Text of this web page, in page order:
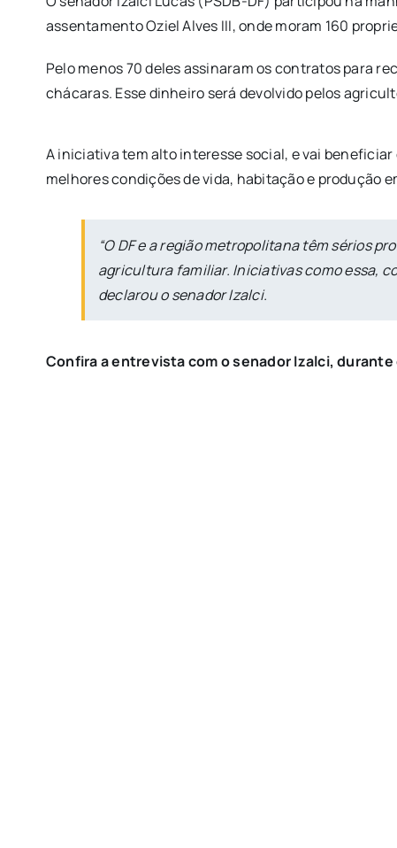
assentamento Oziel Alves III, onde moram 160
Pelo menos 70 deles assinaram os contratos para
chácaras. Esse dinheiro será devolvido pelos
A iniciativa tem alto interesse social, e vai
melhores condições de vida, habitação e produção
“O DF e a região metropolitana têm sérios
agricultura familiar. Iniciativas como essa,
declarou o senador Izalci.
Confira a entrevista com o senador Izalci,